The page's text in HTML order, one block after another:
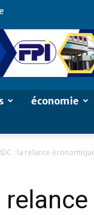
économie
: la relance